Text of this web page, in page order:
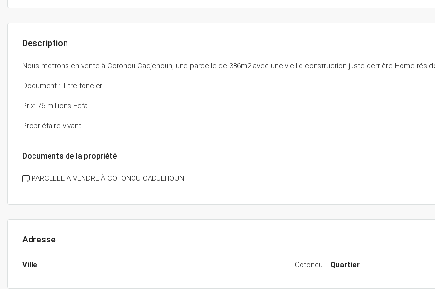
Description
Nous mettons en vente à Cotonou Cadjehoun, une parcelle de 386m2 avec une vieille construction juste derrière Home
Document : Titre foncier
Prix: 76 millions Fcfa
Propriétaire vivant.
Documents de la propriété
PARCELLE A VENDRE À COTONOU CADJEHOUN
Adresse
Ville Cotonou Quartier